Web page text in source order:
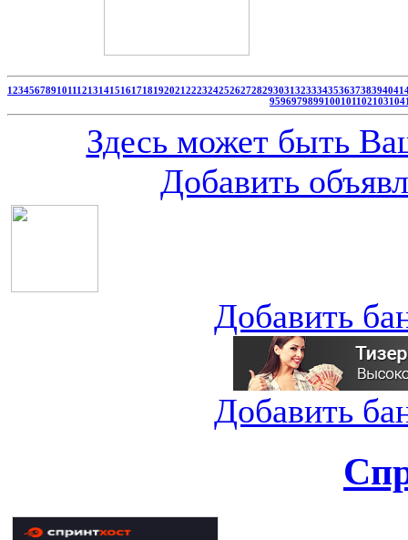
1234567891011121314151617181920212223242526272829303132333435363738394041
9596979899100101102103104
Здесь может быть
Добавить
Добавить
Добавить